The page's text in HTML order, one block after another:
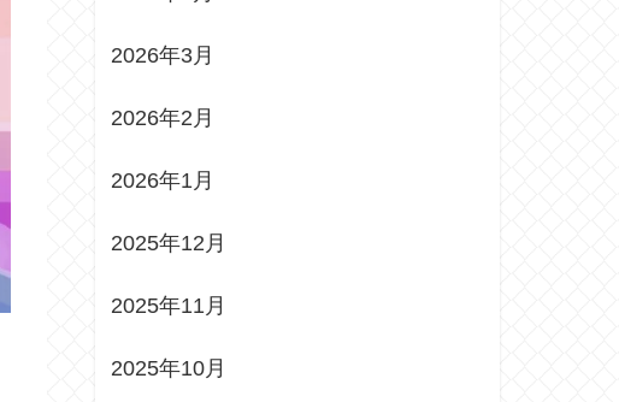
2026年3月
2026年2月
2026年1月
2025年12月
2025年11月
2025年10月